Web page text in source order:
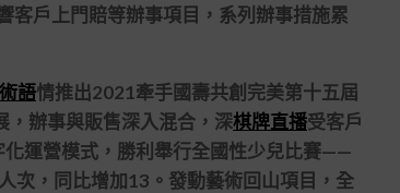
客戶上門賠等辦事項目，系列辦事措施累
語情推出2021牽手國壽共創完美第十五屆
，辦事與販售深入混合，深棋牌直播受客戶
運營模式，勝利舉行全國性少兒比賽——
次，同比增加13。發動藝術回山項目，全